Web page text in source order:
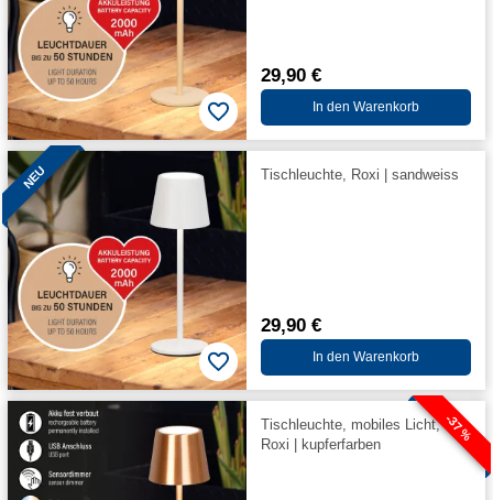
29,90 €
In den Warenkorb
NEU Tischleuchte, Roxi | sandweiss
29,90 €
In den Warenkorb
-37 %
Tischleuchte, mobiles Licht,
Roxi | kupferfarben